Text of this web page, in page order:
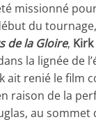
missionné
du
de la Gloire,
la lignée de
ait renié le film
raison de la
au